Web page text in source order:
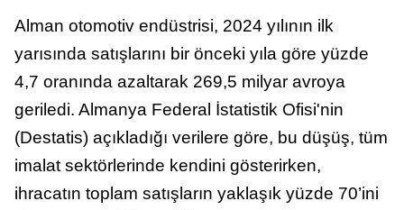
Alman otomotiv endüstrisi, 2024 yılının ilk
yarısında satışlarını bir önceki yıla göre yüzde
4,7 oranında azaltarak 269,5 milyar avroya
geriledi. Almanya Federal İstatistik Ofisi'nin
(Destatis) açıkladığı verilere göre, bu düşüş, tüm
imalat sektörlerinde kendini gösterirken,
ihracatın toplam satışların yaklaşık yüzde 70’ini